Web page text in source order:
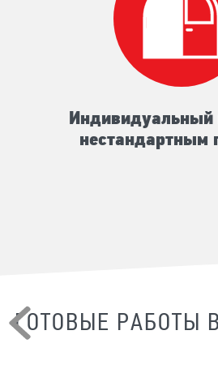
Индивидуальный
нестандартным
ГОТОВЫЕ РАБОТЫ